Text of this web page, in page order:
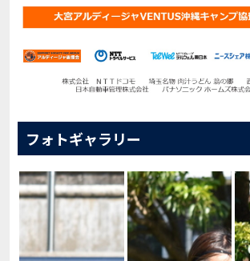
フォトギャラリー